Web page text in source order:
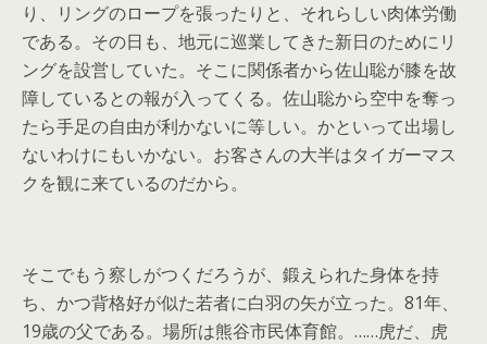
り、リングのロープを張ったりと、それらしい肉体労働
である。その日も、地元に巡業してきた新日のためにリ
ングを設営していた。そこに関係者から佐山聡が膝を故
障しているとの報が入ってくる。佐山聡から空中を奪っ
たら手足の自由が利かないに等しい。かといって出場し
ないわけにもいかない。お客さんの大半はタイガーマス
クを観に来ているのだから。
そこでもう察しがつくだろうが、鍛えられた身体を持
ち、かつ背格好が似た若者に白羽の矢が立った。81年、
19歳の父である。場所は熊谷市民体育館。……虎だ、虎